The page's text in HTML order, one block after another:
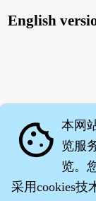
English
cookie 本网
览服
览。
采用cookies技